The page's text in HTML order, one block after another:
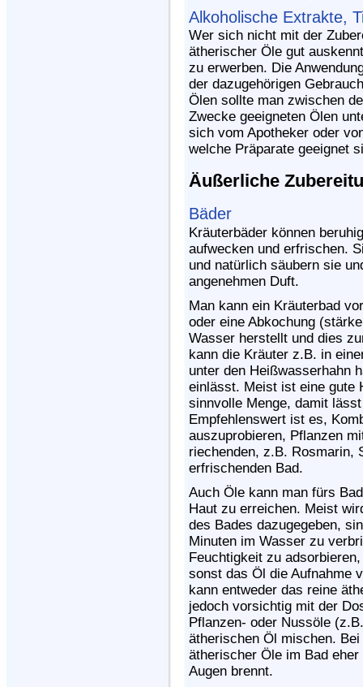
Alkoholische Extrakte,
Wer sich nicht mit der
ätherischer Öle gut
zu erwerben. Die
der dazugehörigen
Ölen sollte man zwischen
Zwecke geeigneten Ölen
sich vom Apotheker oder
welche Präparate geeignet
Äußerliche
Bäder
Kräuterbäder können
aufwecken und erfrischen.
und natürlich säubern sie
angenehmen Duft.
Man kann ein Kräuterbad
oder eine Abkochung
Wasser herstellt und dies
kann die Kräuter z.B. in
unter den Heißwasserhahn
einlässt. Meist ist eine gute
sinnvolle Menge, damit
Empfehlenswert ist es,
auszuprobieren, Pflanzen
riechenden, z.B. Rosmarin,
erfrischenden Bad.
Auch Öle kann man fürs
Haut zu erreichen. Meist
des Bades dazugegeben,
Minuten im Wasser zu
Feuchtigkeit zu
sonst das Öl die Aufnahme
kann entweder das reine
jedoch vorsichtig mit der
Pflanzen- oder Nussöle
ätherischen Öl mischen.
ätherischer Öle im Bad
Augen brennt.